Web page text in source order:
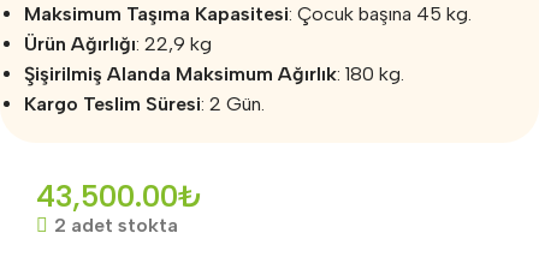
Maksimum Taşıma Kapasitesi: Çocuk başına 45 kg.
Ürün Ağırlığı: 22,9 kg
Şişirilmiş Alanda Maksimum Ağırlık: 180 kg.
Kargo Teslim Süresi: 2 Gün.
43,500.00₺
2 adet stokta